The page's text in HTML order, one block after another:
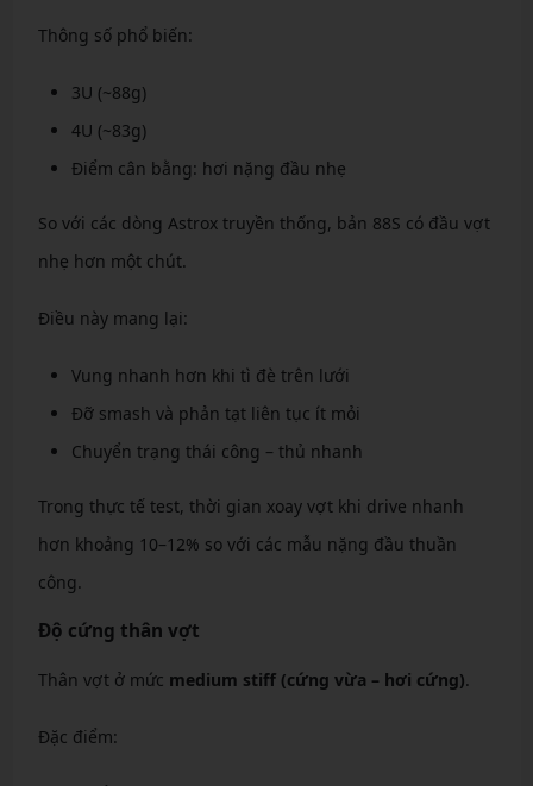
Thông số phổ biến:
3U (~88g)
4U (~83g)
Điểm cân bằng: hơi nặng đầu nhẹ
So với các dòng Astrox truyền thống, bản 88S có đầu vợt
nhẹ hơn một chút.
Điều này mang lại:
Vung nhanh hơn khi tì đè trên lưới
Đỡ smash và phản tạt liên tục ít mỏi
Chuyển trạng thái công – thủ nhanh
Trong thực tế test, thời gian xoay vợt khi drive nhanh
hơn khoảng 10–12% so với các mẫu nặng đầu thuần
công.
Độ cứng thân vợt
Thân vợt ở mức medium stiff (cứng vừa – hơi cứng).
Đặc điểm: